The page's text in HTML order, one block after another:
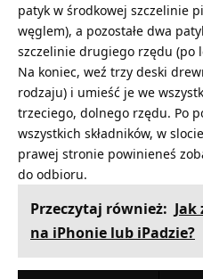
patyk w środkowej szczelinie
węglem), a pozostałe dwa
szczelinie drugiego rzędu (po
Na koniec, weź trzy deski
rodzaju) i umieść je we
trzeciego, dolnego rzędu. Po
wszystkich składników, w
prawej stronie powinieneś
do odbioru.
Przeczytaj również:
na iPhonie lub iPadzie?